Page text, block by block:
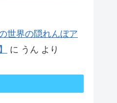
世界の隠れんぼア
に うん より